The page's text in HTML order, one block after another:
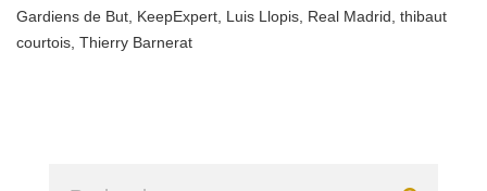
Gardiens de But KeepExpert Luis Llopis Real Madrid thibaut
courtois Thierry Barnerat